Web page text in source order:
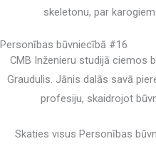
skeletonu, par
Personības būvniecībā #16
CMB Inženieru studijā ciemos
Graudulis. Jānis dalās savā
profesiju, skaidrojot
Skaties visus Personības